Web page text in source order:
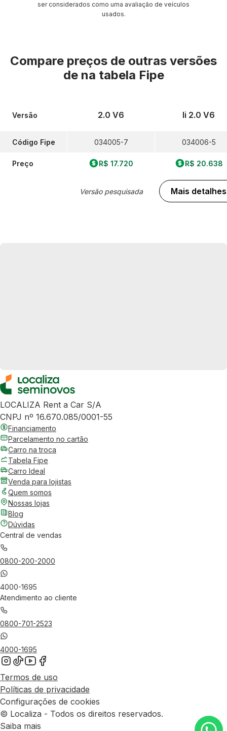
ser considerados como uma avaliação de veículos
usados.
Compare preços de outras versões
de na tabela Fipe
Versão
Código Fipe
Preço
2.0 V6
034005-7
R$ 17.720
Versão pesquisada
Ii 2.0 V6
034006-5
R$ 20.638
Mais detalhes
LOCALIZA Rent a Car S/A
CNPJ nº 16.670.085/0001-55
Financiamento
Parcelamento no cartão
Carro na troca
Tabela Fipe
Carro Ideal
Venda para lojistas
Quem somos
Nossas lojas
Blog
Dúvidas
Central de vendas
0800-200-2000
4000-1695
Atendimento ao cliente
0800-701-2523
4000-1695
Termos de uso
Políticas de privacidade
Configurações de cookies
© Localiza - Todos os direitos reservados.
Saiba mais